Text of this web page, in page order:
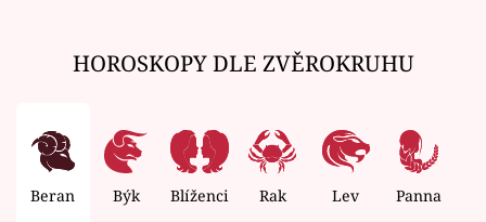
HOROSKOPY DLE ZVĚROKRUHU
Beran Býk Blíženci Rak Lev Panna